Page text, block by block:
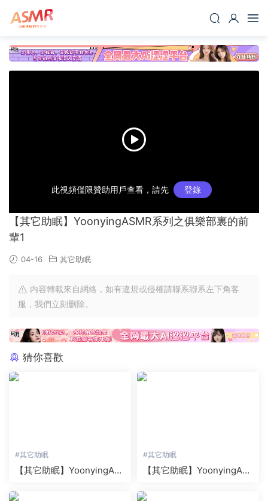
此視頻僅限贊助用戶查看，請先 登錄
【其它助眠】YoonyingASMR系列之俱樂部裏的前
輩1
04-16 其它助眠
内容轉載來自網絡，如有違規或侵權請聯系聯系左下角客
服，我們立刻删除。
猜你喜歡
#其它助眠
【其它助眠】YoonyingAS
#其它助眠
【其它助眠】YoonyingAS
的秘密 2